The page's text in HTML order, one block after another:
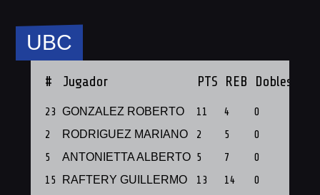
UBC
# Jugador PTS REB Dobles
23 GONZALEZ ROBERTO 11 4 0
2
RODRIGUEZ MARIANO 2 5 0
5
ANTONIETTA ALBERTO 5 7 0
15
RAFTERY GUILLERMO 13 14 0